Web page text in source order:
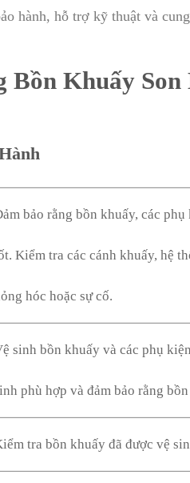
hành, hỗ trợ kỹ thuật và
Bồn Khuấy Son
bảo rằng bồn khuấy, các
Kiểm tra các cánh khuấy, hệ
hóc hoặc sự cố.
sinh bồn khuấy và các phụ
phù hợp và đảm bảo rằng
tra bồn khuấy đã được vệ